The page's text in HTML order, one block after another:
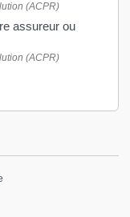
(ACPR)
assureur ou
(ACPR)